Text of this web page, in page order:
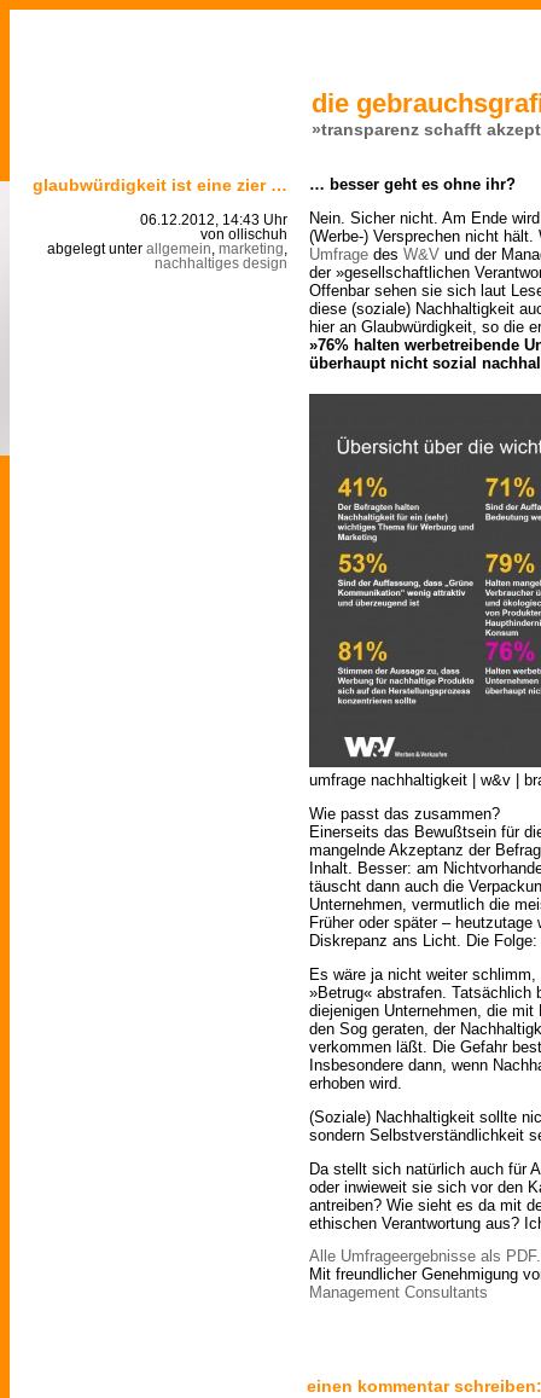
die
»transparenz schafft
glaubwürdigkeit ist eine zier …
06.12.2012, 14:43 Uhr
von ollischuh
abgelegt unter allgemein marketing
nachhaltiges design
… besser geht es ohne ihr?
Nein. Sicher nicht. Am Ende
(Werbe-) Versprechen nicht
Umfrage des W&V und der
der »gesellschaftlichen
Offenbar sehen sie sich laut
diese (soziale) Nachhaltigkeit
hier an Glaubwürdigkeit, so die
»76% halten werbetreibende
überhaupt nicht sozial
umfrage nachhaltigkeit | w&v |
Wie passt das zusammen?
Einerseits das Bewußtsein für
mangelnde Akzeptanz der
Inhalt. Besser: am
täuscht dann auch die
Unternehmen, vermutlich die
Früher oder später –
Diskrepanz ans Licht. Die
Es wäre ja nicht weiter
»Betrug« abstrafen. Tatsächlich
diejenigen Unternehmen, die
den Sog geraten, der
verkommen läßt. Die Gefahr
Insbesondere dann, wenn
erhoben wird.
(Soziale) Nachhaltigkeit sollte
sondern Selbstverständlichkeit
Da stellt sich natürlich auch für
oder inwieweit sie sich vor den
antreiben? Wie sieht es da mit
ethischen Verantwortung aus?
Alle Umfrageergebnisse als PDF.
Mit freundlicher Genehmigung
Management Consultants
einen kommentar schreiben: